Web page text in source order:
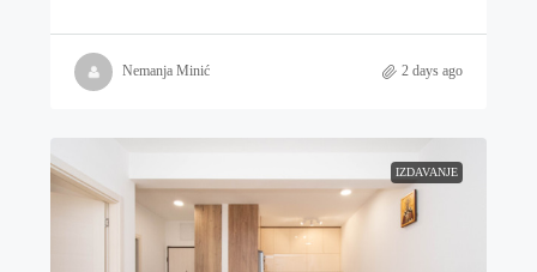
Nemanja Minić 2 days ago
IZDAVANJE